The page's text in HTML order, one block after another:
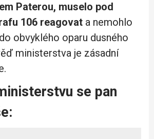
Paterou, muselo pod
106 reagovat a nemohlo
obvyklého oparu dusného
ministerstva je zásadní
se pan